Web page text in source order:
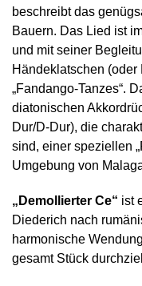
beschreibt das
Bauern. Das Lied ist
und mit seiner
Händeklatschen (oder
„Fandango-Tanzes“.
diatonischen
Dur/D-Dur), die
sind, einer speziellen
Umgebung von
„Demollierter Ce“ ist
Diederich nach
harmonische
gesamt Stück